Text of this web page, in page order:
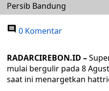
Persib Bandung
0 Komentar
RADARCIREBON.ID –
mulai bergulir pada 8
saat ini menargetkan